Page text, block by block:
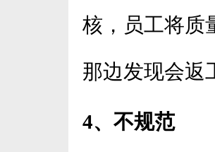
核，员工将质
那边发现会返
4、不规范